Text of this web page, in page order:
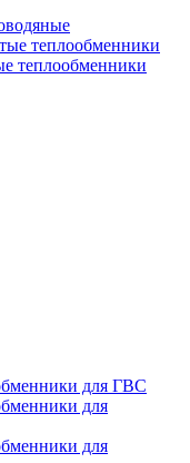
теплообменники
теплообменники
для ГВС
для
для